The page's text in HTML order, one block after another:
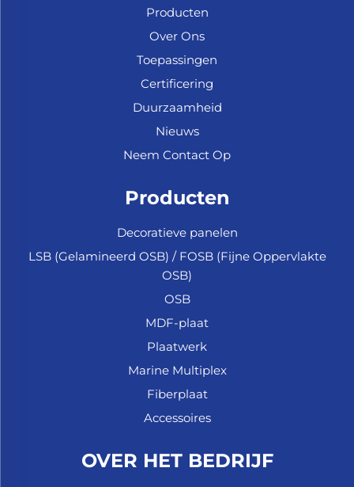
Producten
Over Ons
Toepassingen
Certificering
Duurzaamheid
Nieuws
Neem Contact Op
Producten
Decoratieve panelen
LSB (Gelamineerd OSB) / FOSB (Fijne Oppervlakte
OSB)
OSB
MDF-plaat
Plaatwerk
Marine Multiplex
Fiberplaat
Accessoires
OVER HET BEDRIJF